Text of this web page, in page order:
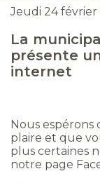
Jeudi 24 février
La
présente
internet
Nous espérons
plaire et que
plus certaines
notre page